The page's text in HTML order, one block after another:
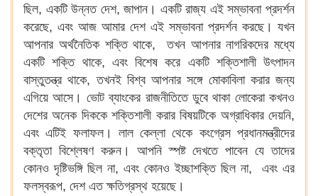
ছিল, একটি উন্নত দেশ, জাপান। একটি রাজ্য এই সম্ভাবনা প্রদর্শন
করেছে, এবং আজ আমার দেশ এই সম্ভাবনা প্রদর্শন করছে। যখন
আপনার অর্থনৈতিক শক্তি থাকে, তখন আপনার নাগরিকদের মধ্যে
একটি শক্তি থাকে, এবং বিশেষ করে একটি শক্তিশালী উৎপাদন
বাস্তুতন্ত্র থাকে, তখনই বিশ্ব আপনার সঙ্গে মোকাবিলা করার জন্য
এগিয়ে আসে। ভোট ব্যাংকের রাজনীতিতে ডুবে থাকা লোকেরা কখনও
দেশের অনেক দিককে শক্তিশালী করার বিষয়টিকে অগ্রাধিকার দেয়নি,
এবং এটিই ফলাফল। লাল কেল্লা থেকে কংগ্রেস প্রধানমন্ত্রীদের
বক্তৃতা বিশ্লেষণ করুন। আপনি স্পষ্ট দেখতে পাবেন যে তাদের
কোনও দৃষ্টিভঙ্গি ছিল না, এবং কোনও ইচ্ছাশক্তি ছিল না, এবং এর
ফলস্বরূপ, দেশ এত ক্ষতিগ্রস্থ হয়েছে।